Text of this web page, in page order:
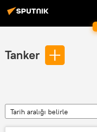
Tanker
Tarih aralığı belirle